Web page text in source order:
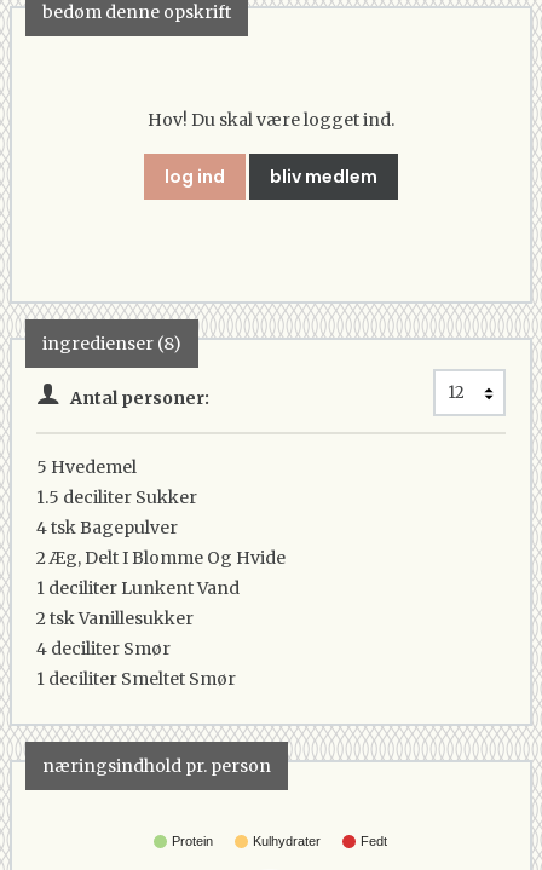
bedøm denne opskrift
Hov! Du skal være logget ind.
log ind bliv medlem
ingredienser (8)
Antal personer:
5 Hvedemel
1.5 deciliter Sukker
4 tskBagepulver
2Æg, Delt I Blomme Og Hvide
1 deciliter Lunkent Vand
2 tskVanillesukker
4 deciliter Smør
1 deciliter Smeltet Smør
næringsindhold pr. person
Protein Kulhydrater Fedt